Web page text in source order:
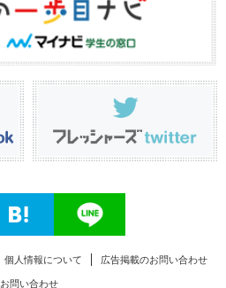
個人情報について 広告掲載のお問い合わせ
お問い合わせ